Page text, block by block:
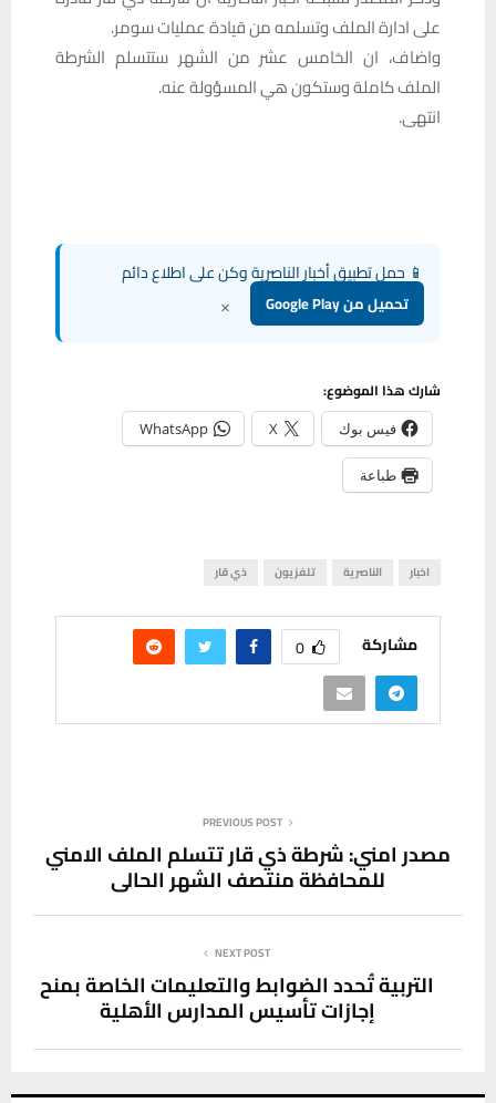
على ادارة الملف وتسلمه من قيادة عمليات سومر.
واضاف، ان الخامس عشر من الشهر ستتسلم الشرطة
الملف كاملة وستكون هي المسؤولة عنه.
انتهى.
📱 حمل تطبيق أخبار الناصرية وكن على اطلاع دائم
تحميل من Google Play ×
شارك هذا الموضوع:
فيس بوك X
WhatsApp
طباعة
اخبار الناصرية تلفزيون ذي قار
مشاركة 0
PREVIOUS POST
مصدر امني: شرطة ذي قار تتسلم الملف الامني
للمحافظة منتصف الشهر الحالي
NEXT POST
التربية تُحدد الضوابط والتعليمات الخاصة بمنح
إجازات تأسيس المدارس الأهلية